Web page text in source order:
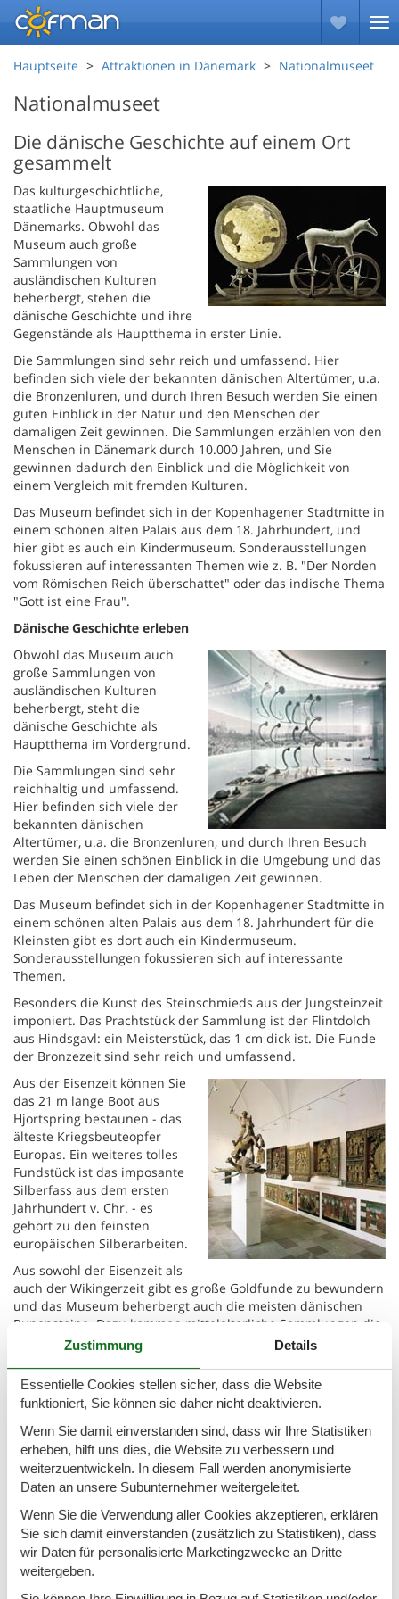
Hauptseite Attraktionen in Dänemark Nationalmuseet
Nationalmuseet
Die dänische Geschichte auf einem Ort
gesammelt
Das kulturgeschichtliche,
staatliche Hauptmuseum
Dänemarks. Obwohl das
Museum auch große
Sammlungen von
ausländischen Kulturen
beherbergt, stehen die
dänische Geschichte und ihre
Gegenstände als Hauptthema in erster Linie.
Die Sammlungen sind sehr reich und umfassend. Hier
befinden sich viele der bekannten dänischen Altertümer, u.a.
die Bronzenluren, und durch Ihren Besuch werden Sie einen
guten Einblick in der Natur und den Menschen der
damaligen Zeit gewinnen. Die Sammlungen erzählen von den
Menschen in Dänemark durch 10.000 Jahren, und Sie
gewinnen dadurch den Einblick und die Möglichkeit von
einem Vergleich mit fremden Kulturen.
Das Museum befindet sich in der Kopenhagener Stadtmitte in
einem schönen alten Palais aus dem 18. Jahrhundert, und
hier gibt es auch ein Kindermuseum. Sonderausstellungen
fokussieren auf interessanten Themen wie z. B. "Der Norden
vom Römischen Reich überschattet" oder das indische Thema
"Gott ist eine Frau".
Dänische Geschichte erleben
Obwohl das Museum auch
große Sammlungen von
ausländischen Kulturen
beherbergt, steht die
dänische Geschichte als
Hauptthema im Vordergrund.
Die Sammlungen sind sehr
reichhaltig und umfassend.
Hier befinden sich viele der
bekannten dänischen
Altertümer, u.a. die Bronzenluren, und durch Ihren Besuch
werden Sie einen schönen Einblick in die Umgebung und das
Leben der Menschen der damaligen Zeit gewinnen.
Das Museum befindet sich in der Kopenhagener Stadtmitte in
einem schönen alten Palais aus dem 18. Jahrhundert für die
Kleinsten gibt es dort auch ein Kindermuseum.
Sonderausstellungen fokussieren sich auf interessante
Themen.
Besonders die Kunst des Steinschmieds aus der Jungsteinzeit
imponiert. Das Prachtstück der Sammlung ist der Flintdolch
aus Hindsgavl: ein Meisterstück, das 1 cm dick ist. Die Funde
der Bronzezeit sind sehr reich und umfassend.
Aus der Eisenzeit können Sie
das 21 m lange Boot aus
Hjortspring bestaunen - das
älteste Kriegsbeuteopfer
Europas. Ein weiteres tolles
Fundstück ist das imposante
Silberfass aus dem ersten
Jahrhundert v. Chr. - es
gehört zu den feinsten
europäischen Silberarbeiten.
Aus sowohl der Eisenzeit als
auch der Wikingerzeit gibt es große Goldfunde zu bewundern
und das Museum beherbergt auch die meisten dänischen
Runensteine. Dazu kommen mittelalterliche Sammlungen die
wichtigste Münzsammlung des Landes.
Öffnungszeiten:https://en.natmus.dk/museums/the-national-
museum-of-denmark/opening-hours/
Preise:freier Eintritt
Ferienhäuser
2.687,- EUR 677,-EUR
Zustimmung Details
Essentielle Cookies stellen sicher, dass die Website
funktioniert, Sie können sie daher nicht deaktivieren.
Wenn Sie damit einverstanden sind, dass wir Ihre Statistiken
erheben, hilft uns dies, die Website zu verbessern und
weiterzuentwickeln. In diesem Fall werden anonymisierte
Daten an unsere Subunternehmer weitergeleitet.
Wenn Sie die Verwendung aller Cookies akzeptieren, erklären
Sie sich damit einverstanden (zusätzlich zu Statistiken), dass
wir Daten für personalisierte Marketingzwecke an Dritte
weitergeben.